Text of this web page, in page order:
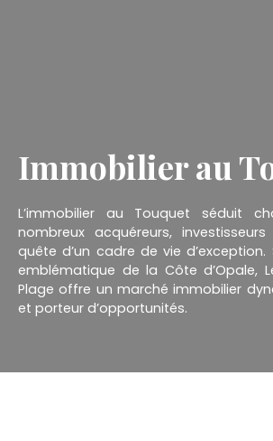
Immobilier au
L’immobilier au Touquet séduit
nombreux acquéreurs,
quête d’un cadre de vie
emblématique de la Côte d’Opale,
Plage offre un marché immobilier
et porteur d’opportunités.